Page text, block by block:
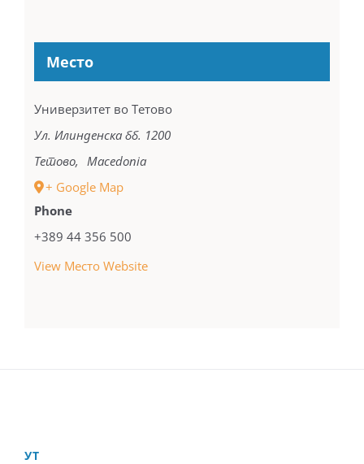
Место
Универзитет во Тетово
Ул. Илинденска бб. 1200
Тетово, Macedonia
+ Google Map
Phone
+389 44 356 500
View Место Website
УТ